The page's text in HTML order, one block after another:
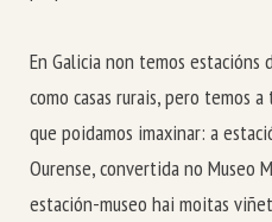
En Galicia non temos
como casas rurais, pero temos
que poidamos imaxinar: a
Ourense, convertida no Museo
estación-museo hai moitas